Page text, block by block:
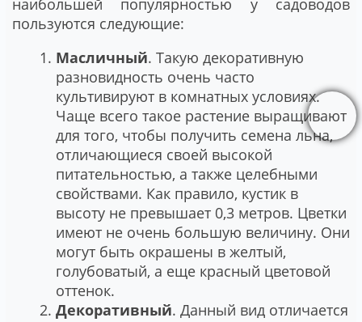
наибольшей популярностью у садоводов
пользуются следующие:
Масличный. Такую декоративную
разновидность очень часто
культивируют в комнатных условиях.
Чаще всего такое растение выращивают
для того, чтобы получить семена льна,
отличающиеся своей высокой
питательностью, а также целебными
свойствами. Как правило, кустик в
высоту не превышает 0,3 метров. Цветки
имеют не очень большую величину. Они
могут быть окрашены в желтый,
голубоватый, а еще красный цветовой
оттенок.
Декоративный. Данный вид отличается